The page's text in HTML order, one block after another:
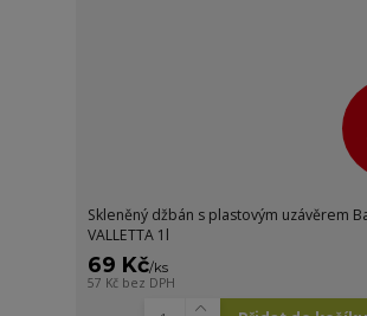
Skleněný džbán s plastovým uzávěrem
VALLETTA 1l
69 Kč/ks
57 Kč bez DPH